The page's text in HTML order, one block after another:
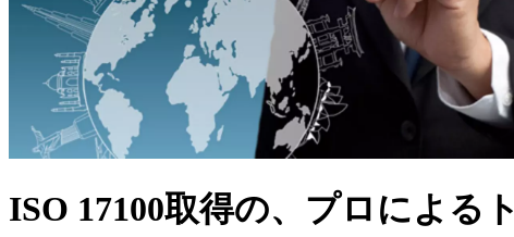
ISO 17100取得の、プロによる